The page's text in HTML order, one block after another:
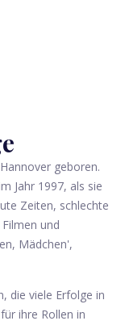
geboren.
Jahr 1997, als sie
Zeiten, schlechte
und
Mädchen',
die viele Erfolge in
ihre Rollen in